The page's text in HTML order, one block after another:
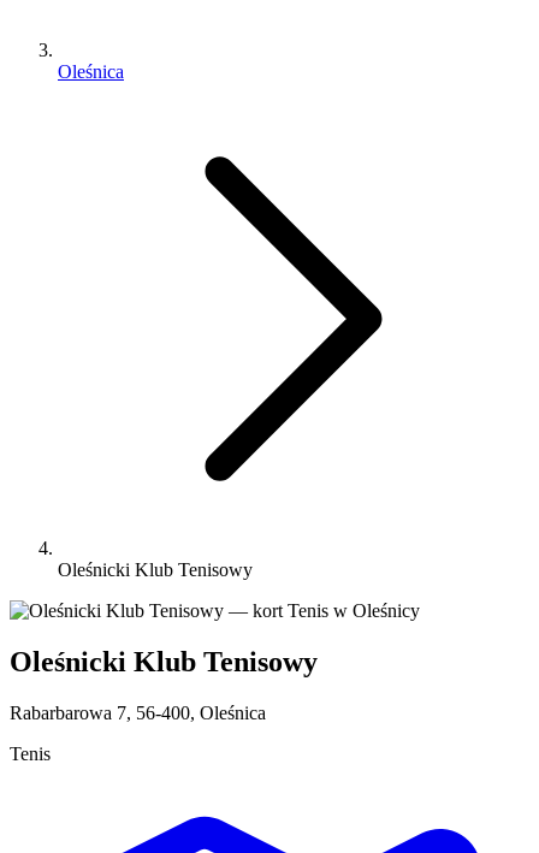
Oleśnica
Oleśnicki Klub Tenisowy
Oleśnicki Klub Tenisowy
Rabarbarowa 7, 56-400, Oleśnica
Tenis